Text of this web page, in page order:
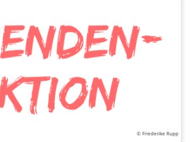
© Friederike Rupp